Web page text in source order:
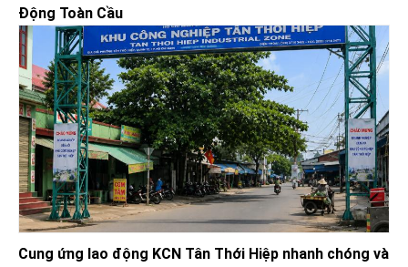
Động Toàn Cầu
Cung ứng lao động KCN Tân Thới Hiệp nhanh chóng và